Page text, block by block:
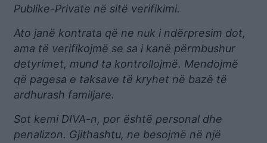
Publike-Private në sitë verifikimi.
Ato janë kontrata që ne nuk i ndërpresim dot,
ama të verifikojmë se sa i kanë përmbushur
detyrimet, mund ta kontrollojmë. Mendojmë
që pagesa e taksave të kryhet në bazë të
ardhurash familjare.
Sot kemi DIVA-n, por është personal dhe
penalizon. Gjithashtu, ne besojmë në një